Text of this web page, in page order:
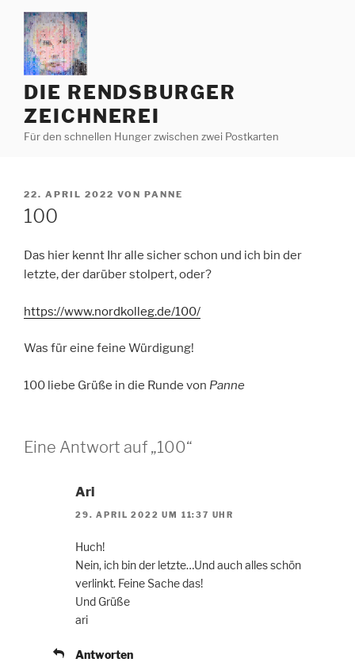
Zum
Inhalt
springen
DIE RENDSBURGER
ZEICHNEREI
Für den schnellen Hunger zwischen zwei Postkarten
VERÖFFENTLICHT
AM
22. APRIL 2022 VON PANNE
100
Das hier kennt Ihr alle sicher schon und ich bin der
letzte, der darüber stolpert, oder?
https://www.nordkolleg.de/100/
Was für eine feine Würdigung!
100 liebe Grüße in die Runde von Panne
Eine Antwort auf „100“
Ari
29. APRIL 2022 UM 11:37 UHR
Huch!
Nein, ich bin der letzte…Und auch alles schön
verlinkt. Feine Sache das!
Und Grüße
ari
Antworten